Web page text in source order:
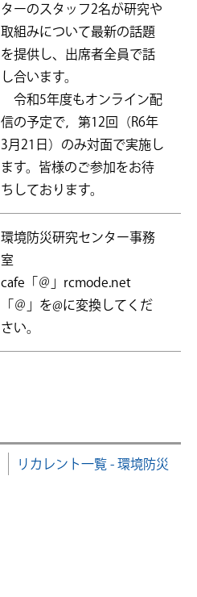
ターのスタッフ2名が研究や
取組みについて最新の話題
を提供し、出席者全員で話
し合います。
令和5年度もオンライン配
信の予定で，第12回（R6年
3月21日）のみ対面で実施し
ます。皆様のご参加をお待
ちしております。
環境防災研究センター事務
室
cafe「＠」rcmode.net
「＠」を@に変換してくだ
さい。
リカレント一覧 - 環境防災